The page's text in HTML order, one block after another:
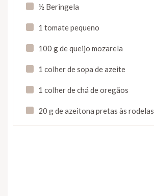
½ Beringela
1 tomate pequeno
100 g de queijo mozarela
1 colher de sopa de azeite
1 colher de chá de oregãos
20 g de azeitona pretas às rodelas